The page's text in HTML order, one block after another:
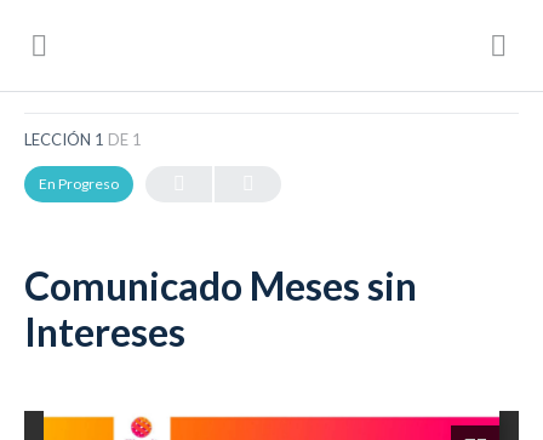
LECCIÓN 1 DE 1
En Progreso
Comunicado Meses sin
Intereses